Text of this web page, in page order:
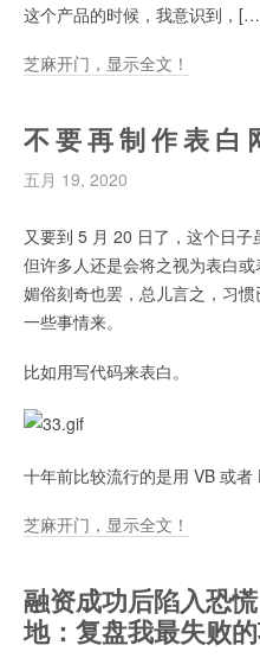
这个产品的时候，我意识到，
芝麻开门，显示全文！
不 要 再 制 作 表 白
五月 19, 2020
又要到 5 月 20 日了，这个日子
但许多人还是会将之视为表白
媚俗刻奇也罢，总儿言之，习
一些事情来。
比如用写代码来表白。
十年前比较流行的是用 VB 或
芝麻开门，显示全文！
融资成功后陷入恐
地：复盘我最失败的